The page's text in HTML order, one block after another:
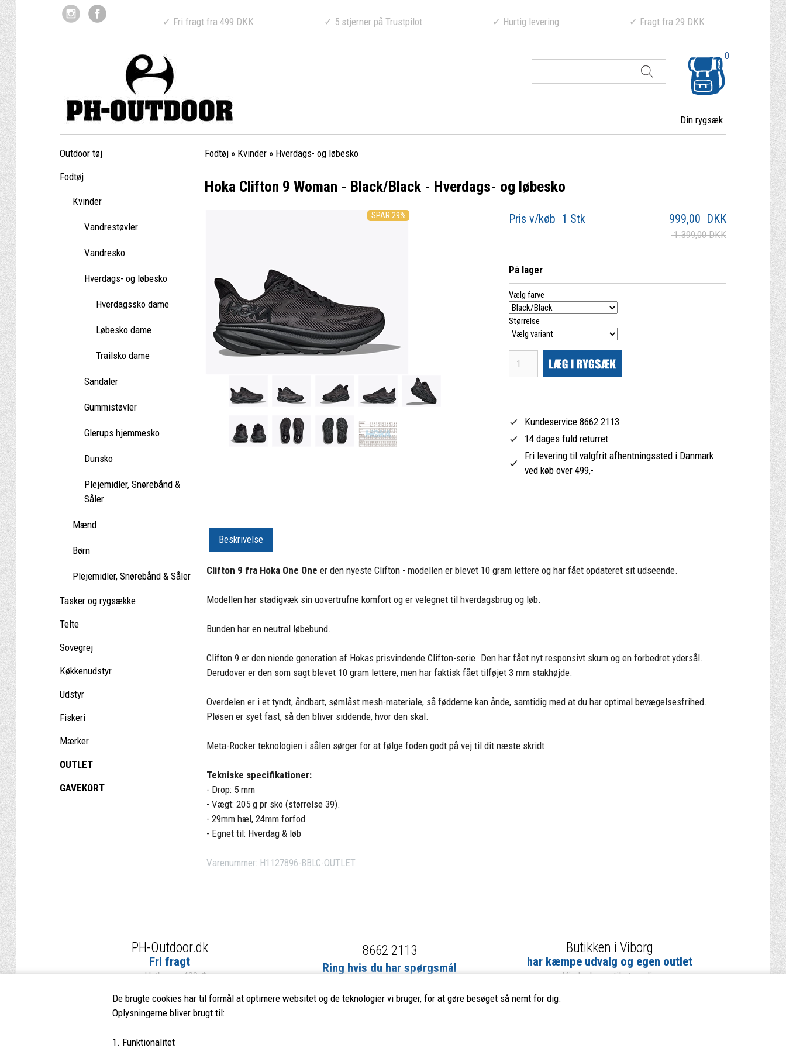
De brugte cookies har til formål at optimere websitet og de teknologier vi bruger, for at gøre besøget så nemt for dig.
Oplysningerne bliver brugt til:
1. Funktionalitet
✓ Fri fragt fra 499 DKK ✓ 5 stjerner på Trustpilot ✓ Hurtig levering ✓ Fragt fra 29 DKK
Din rygsæk
0
Outdoor tøj
Fodtøj
Kvinder
Vandrestøvler
Vandresko
Hverdags- og løbesko
Hverdagssko dame
Løbesko dame
Trailsko dame
Sandaler
Gummistøvler
Glerups hjemmesko
Dunsko
Plejemidler, Snørebånd &
Såler
Mænd
Børn
Plejemidler, Snørebånd & Såler
Tasker og rygsække
Telte
Sovegrej
Køkkenudstyr
Udstyr
Fiskeri
Mærker
OUTLET
GAVEKORT
Fodtøj» Kvinder» Hverdags- og løbesko
Hoka Clifton 9 Woman - Black/Black - Hverdags- og løbesko
SPAR 29% Pris v/køb 1 Stk 999,00 DKK
1.399,00 DKK
På lager
Vælg farve
Størrelse
Kundeservice 8662 2113
14 dages fuld returret
Fri levering til valgfrit afhentningssted i Danmark
ved køb over 499,-
Beskrivelse
Clifton 9 fra Hoka One Oneer den nyeste Clifton - modellen er blevet 10 gram lettere og har fået opdateret sit udseende.
Modellen har stadigvæk sin uovertrufne komfort og er velegnet til hverdagsbrug og løb.
Bunden har en neutral løbebund.
Clifton 9 er den niende generation af Hokas prisvindende Clifton-serie. Den har fået nyt responsivt skum og en forbedret ydersål.
Derudover er den som sagt blevet 10 gram lettere, men har faktisk fået tilføjet 3 mm stakhøjde.
Overdelen er i et tyndt, åndbart, sømlåst mesh-materiale, så fødderne kan ånde, samtidig med at du har optimal bevægelsesfrihed.
Pløsen er syet fast, så den bliver siddende, hvor den skal.
Meta-Rocker teknologien i sålen sørger for at følge foden godt på vej til dit næste skridt.
Tekniske specifikationer:
- Drop: 5 mm
- Vægt: 205 g pr sko (størrelse 39).
- 29mm hæl, 24mm forfod
- Egnet til: Hverdag & løb
Varenummer: H1127896-BBLC-OUTLET
PH-Outdoor.dk
Fri fragt
ved køb over 499,-*
8662 2113
Ring hvis du har spørgsmål
Butikken i Viborg
har kæmpe udvalg og egen outlet
Vi glæder os til at se dig